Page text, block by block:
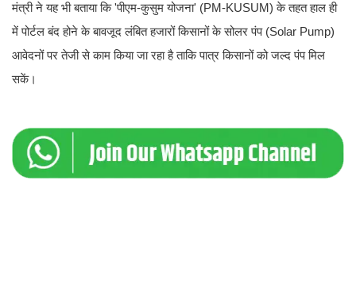
मंत्री ने यह भी बताया कि 'पीएम-कुसुम योजना' (PM-KUSUM) के तहत हाल ही
में पोर्टल बंद होने के बावजूद लंबित हजारों किसानों के सोलर पंप (Solar Pump)
आवेदनों पर तेजी से काम किया जा रहा है ताकि पात्र किसानों को जल्द पंप मिल
सकें।